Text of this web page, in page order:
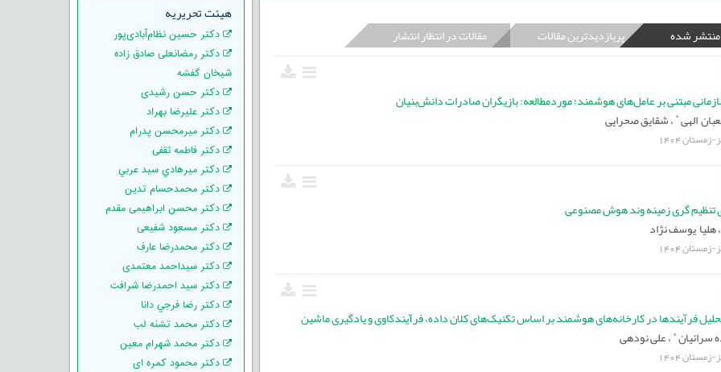
منتشر شده پربازدیدترین مقالات مقالات در انتظار انتشار
مبتنی بر عامل‌های هوشمند؛ مورد‌مطالعه: بازیگران صادرات دانش‌بنیان
الهی*،شقایق صحرایی
زمستان1404
تنظیم گری زمینه وند هوش مصنوعی
،هلیا یوسف نژاد
زمستان1404
فرآیندها در کارخانه‌های هوشمند بر اساس تکنیک‌های کلان داده، فرآیندکاوی و یادگیری ماشین
سرائیان*،علی نودهی
زمستان1404
هیئت تحریریه
دکتر حسین نظام‌آبادی‌پور
دکتر رمضانعلی صادق زاده
شیخان گفشه
دکتر حسن رشیدی
دکتر علیرضا بهراد
دکتر میرمحسن پدرام
دکتر فاطمه ثقفی
دکتر ميرهادي سيد عربي
دکتر محمدحسام تدین
دکتر محسن ابراهیمی مقدم
دکتر مسعود شفیعی
دکتر محمدرضا عارف
دکتر سیداحمد معتمدی
دکتر سید احمدرضا شرافت
دکتر رضا فرجي دانا
دکتر محمد تشنه لب
دکتر محمد شهرام معین
دکتر محمود کمره ای